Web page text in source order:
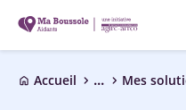
home Accueil chevron_right ... chevron_right Mes